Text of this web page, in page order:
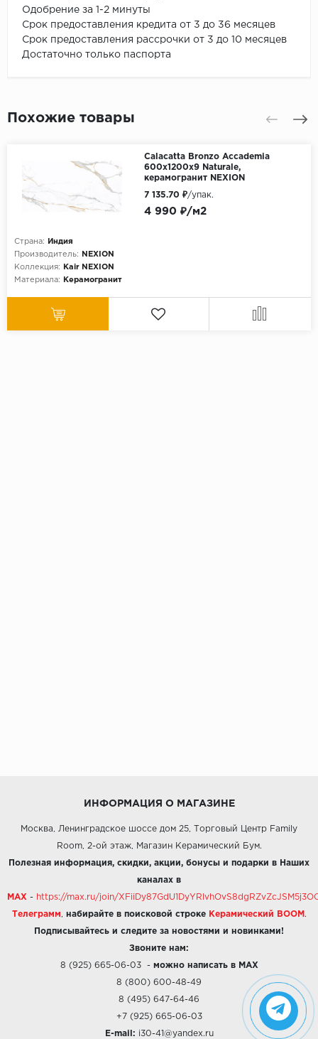
Одобрение за 1-2 минуты
Срок предоставления кредита от 3 до 36 месяцев
Срок предоставления рассрочки от 3 до 10 месяцев
Достаточно только паспорта
Похожие товары
Calacatta Bronzo Accademia
600х1200х9 Naturale,
керамогранит NEXION
Страна:
Индия
Производитель:
NEXION
Коллекция:
Kair NEXION
Материала:
Керамогранит
4 990 ₽/м2
7 135.70 ₽/упак.
ИНФОРМАЦИЯ О МАГАЗИНЕ
Москва, Ленинградское шоссе дом 25, Торговый Центр Family
Room, 2-ой этаж, Магазин Керамический Бум.
Полезная информация, скидки, акции, бонусы и подарки в Наших
каналах в
MAX - https://max.ru/join/
Телеграмм набирайте в поисковой строке Керамический BOOM .
Подписывайтесь и следите за новостями и новинками!
Звоните нам:
8 (925) 665-06-03- можно написать в MAX
8 (800) 600-48-49
8 (495) 647-64-46
+7 (925) 665-06-03
E-mail: i30-41@yandex.ru